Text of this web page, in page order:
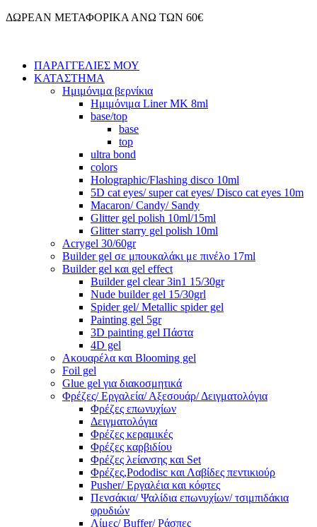
Μετάβαση
ΔΩΡΕΑΝ ΜΕΤΑΦΟΡΙΚΑ ΑΝΩ ΤΩΝ 60€
ΠΑΡΑΓΓΕΛΙΕΣ ΜΟΥ
ΚΑΤΑΣΤΗΜΑ
Ημιμόνιμα βερνίκια
Ημιμόνιμα Liner ΜΚ 8ml
base/top
base
top
ultra bond
colors
Holographic/Flashing disco 10ml
5D cat eyes/ super cat eyes/ Disco cat eyes 10m
Macaron/ Candy/ Sandy
Glitter gel polish 10ml/15ml
Glitter starry gel polish 10ml
Acrygel 30/60gr
Builder gel σε μπουκαλάκι με πινέλο 17ml
Builder gel και gel effect
Builder gel clear 3in1 15/30gr
Nude builder gel 15/30grl
Spider gel/ Metallic spider gel
Painting gel 5gr
3D painting gel Πάστα
4D gel
Ακουαρέλα και Blooming gel
Foil gel
Glue gel για διακοσμητικά
Φρέζες/ Εργαλεία/ Αξεσουάρ/ Δειγματολόγια
Φρέζες επωνυχίων
Δειγματολόγια
Φρέζες κεραμικές
Φρέζες καρβιδίου
Φρέζες λείανσης και Set
Φρέζες,Pododisc και Λαβίδες πεντικιούρ
Pusher/ Εργαλέια και κόφτες
Πενσάκια/ Ψαλίδια επωνυχίων/ τσιμπιδάκια
φρυδιών
Λίμες/ Buffer/ Ράσπες